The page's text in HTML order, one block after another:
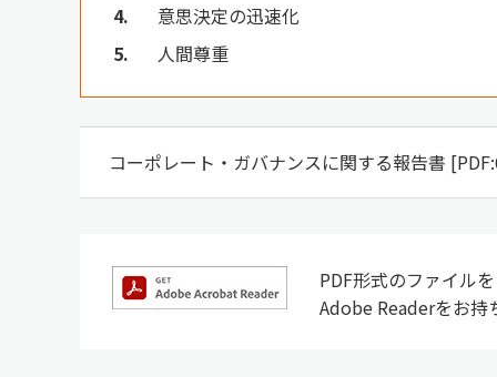
4
意思決定の迅速化
5
人間尊重
コーポレート・ガバナンスに関する報告書
PDF形式のファイル
Adobe Readerをお持